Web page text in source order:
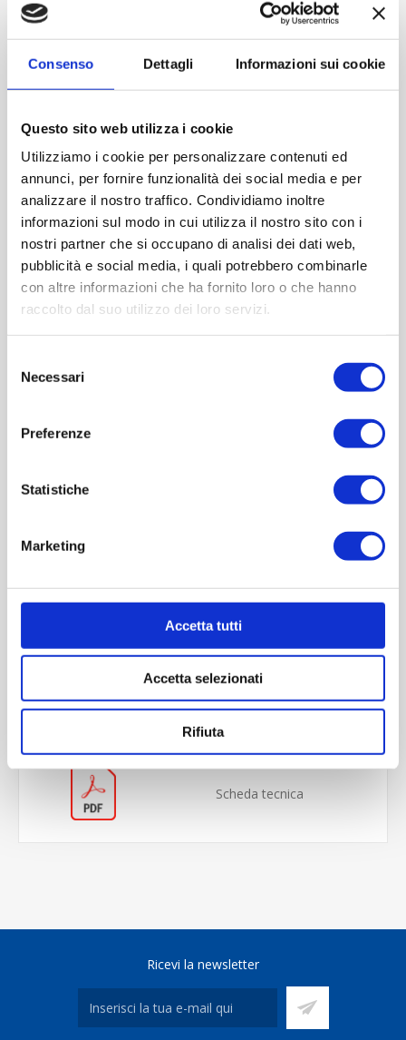
Consenso Dettagli Informazioni sui cookie
Questo sito web utilizza i cookie
Utilizziamo i cookie per personalizzare contenuti ed
annunci, per fornire funzionalità dei social media e per
analizzare il nostro traffico. Condividiamo inoltre
informazioni sul modo in cui utilizza il nostro sito con i
nostri partner che si occupano di analisi dei dati web,
pubblicità e social media, i quali potrebbero combinarle
con altre informazioni che ha fornito loro o che hanno
raccolto dal suo utilizzo dei loro servizi.
delNecessari
Preferenze
Statistiche
Marketing
Accetta tutti
Accetta selezionati
Rifiuta
Peso (gr):600
Diametro (mm):0
Altezza (mm):340
Larghezza (mm):72
Quantità per imballo (ordine minimo 1 collo):0
Cod.: BOR183
OVERVIEW
REVIEWS
CONTACT US
Scheda tecnica
Ricevi la newsletter